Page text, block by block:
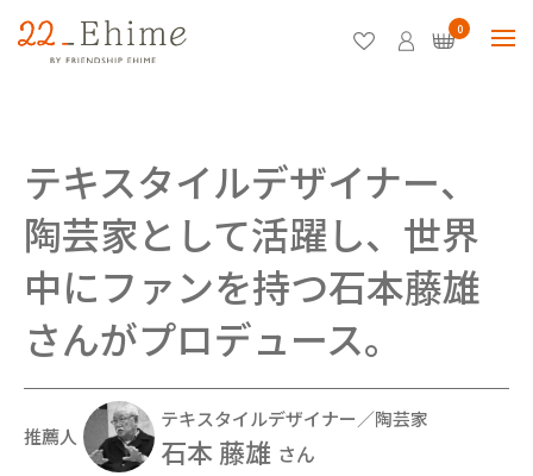
0
テキスタイルデザイナー、
陶芸家として活躍し、世界
中にファンを持つ石本藤雄
さんがプロデュース。
推薦人
テキスタイルデザイナー／陶芸家
石本 藤雄 さん